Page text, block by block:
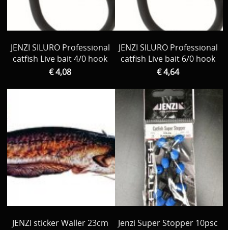
JENZI SILURO Professional
catfish Live bait 4/0 hook
€ 4,08
JENZI SILURO Professional
catfish Live bait 6/0 hook
€ 4,64
JENZI sticker Waller 23cm
Jenzi Super Stopper 10psc